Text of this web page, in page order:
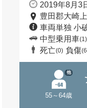
2019年8月3
豊田郡大崎
車両単独 小
中型乗用車(1)
死亡(0) 負傷
55～64歳
他